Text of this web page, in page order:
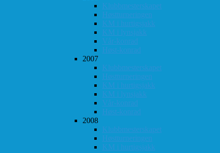
Klubbmesterskapet
Høstturneringen
KM i hurtigsjakk
KM i lynsjakk
Vår-konrad
Høst-konrad
2007
Klubbmesterskapet
Høstturneringen
KM i hurtigsjakk
KM i lynsjakk
Vår-konrad
Høst-konrad
2008
Klubbmesterskapet
Høstturneringen
KM i hurtigsjakk